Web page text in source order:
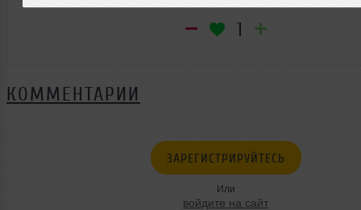
1
КОММЕНТАРИИ
ЗАРЕГИСТРИРУЙТЕСЬ
Или
войдите на сайт